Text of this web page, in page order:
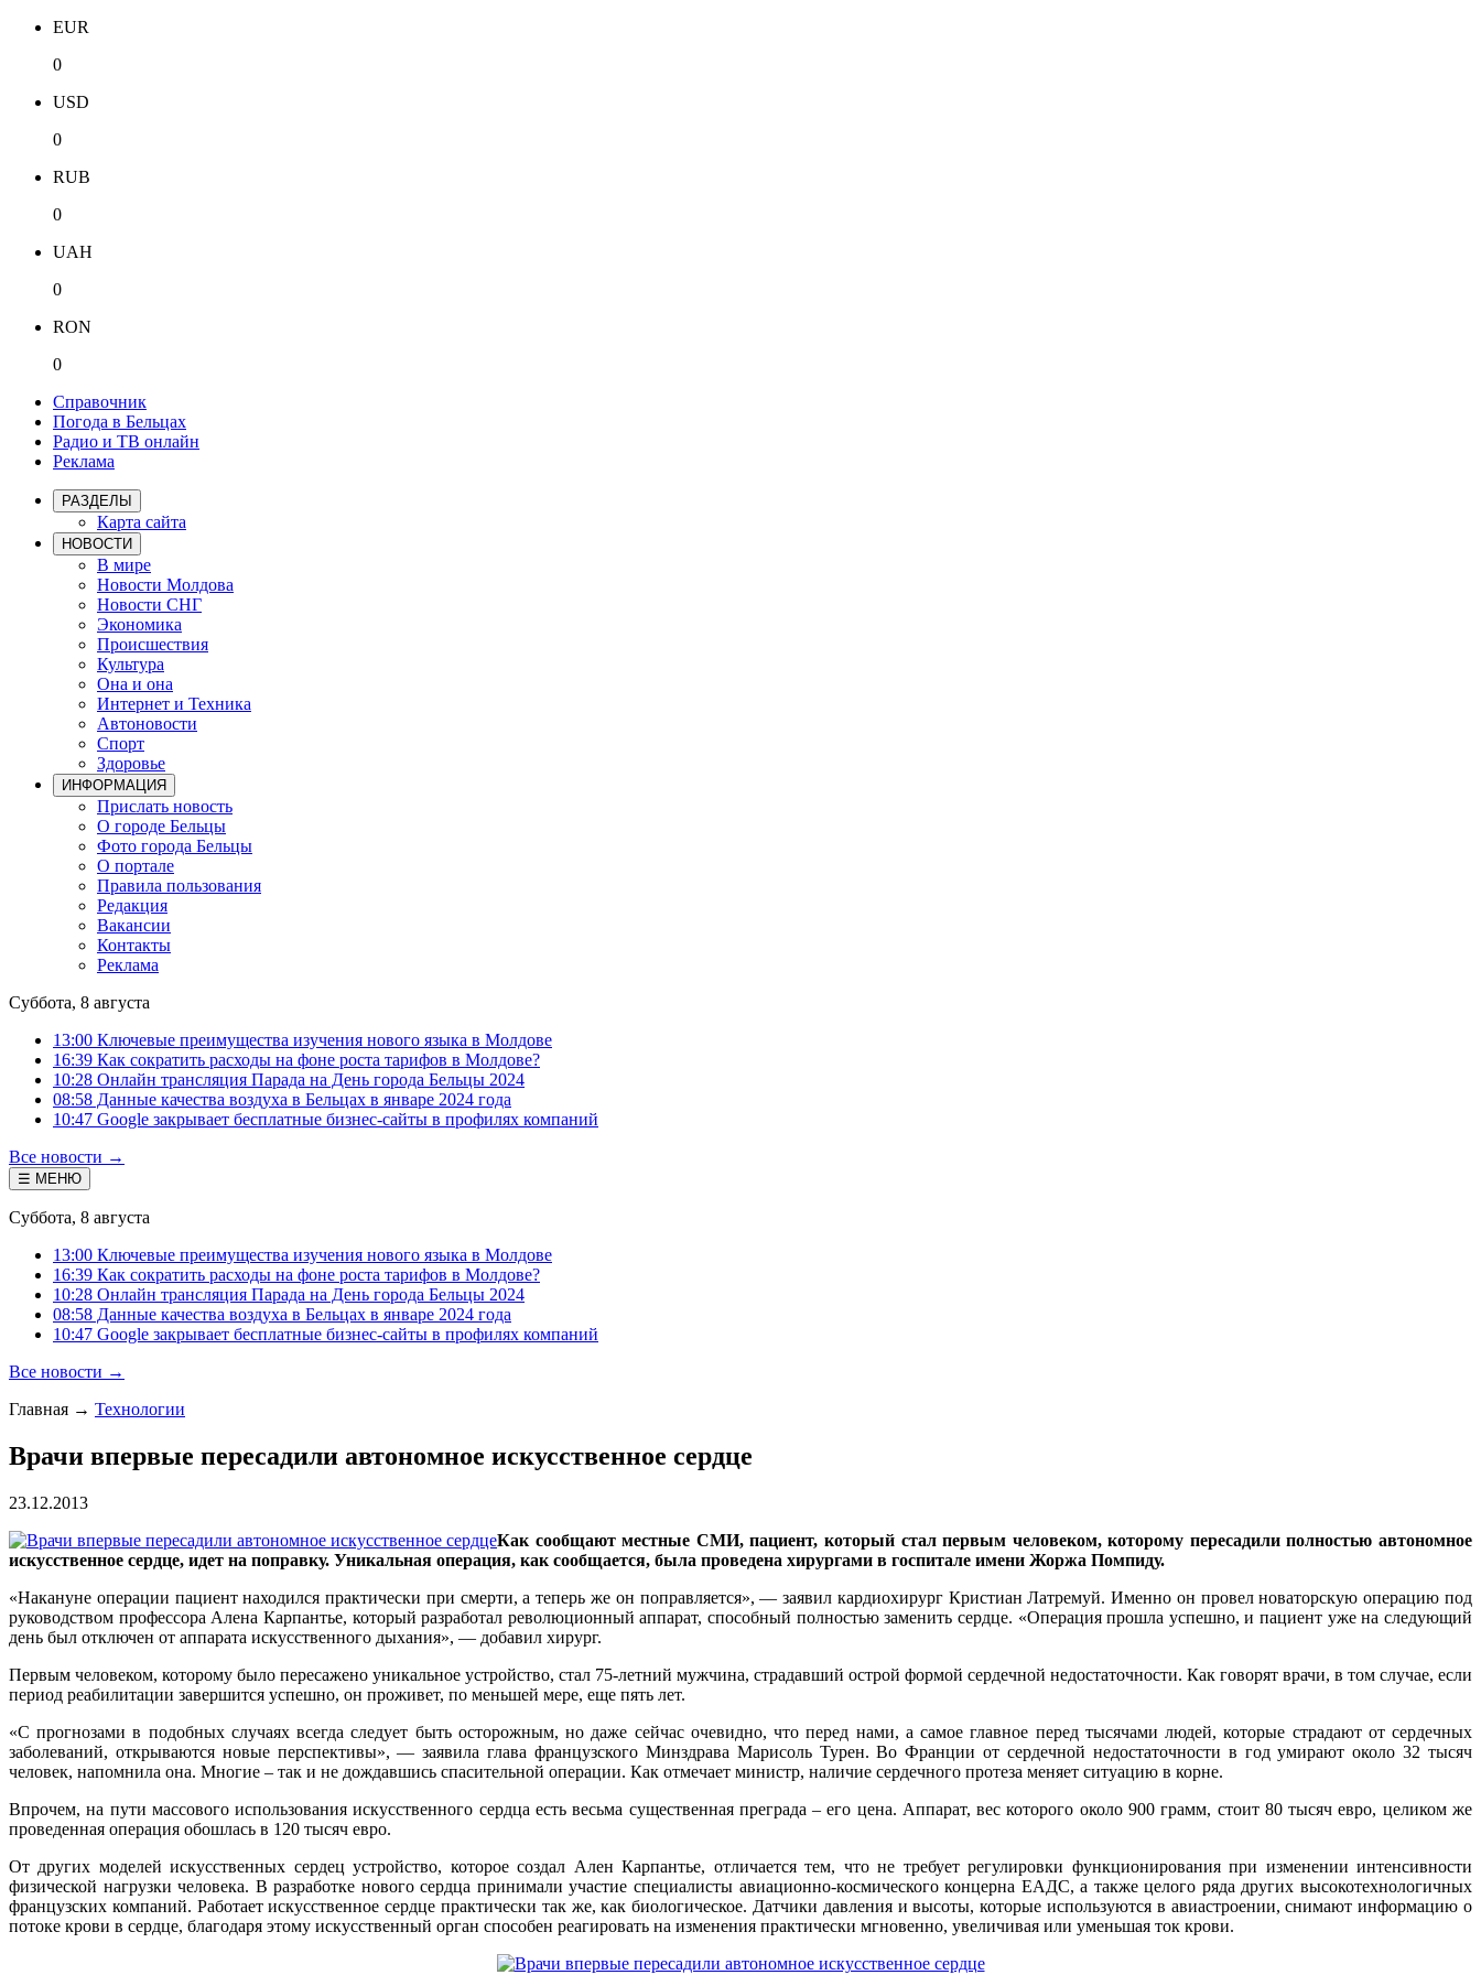
EUR
0
USD
0
RUB
0
UAH
0
RON
0
Справочник
Погода в Бельцах
Радио и ТВ онлайн
Реклама
РАЗДЕЛЫ
Карта сайта
НОВОСТИ
В мире
Новости Молдова
Новости СНГ
Экономика
Происшествия
Культура
Она и она
Интернет и Техника
Автоновости
Спорт
Здоровье
ИНФОРМАЦИЯ
Прислать новость
О городе Бельцы
Фото города Бельцы
О портале
Правила пользования
Редакция
Вакансии
Контакты
Реклама
Суббота, 8 августа
13:00 Ключевые преимущества изучения нового языка в Молдове
16:39 Как сократить расходы на фоне роста тарифов в Молдове?
10:28 Онлайн трансляция Парада на День города Бельцы 2024
08:58 Данные качества воздуха в Бельцах в январе 2024 года
10:47 Google закрывает бесплатные бизнес-сайты в профилях компаний
Все новости →
☰ МЕНЮ
Суббота, 8 августа
13:00 Ключевые преимущества изучения нового языка в Молдове
16:39 Как сократить расходы на фоне роста тарифов в Молдове?
10:28 Онлайн трансляция Парада на День города Бельцы 2024
08:58 Данные качества воздуха в Бельцах в январе 2024 года
10:47 Google закрывает бесплатные бизнес-сайты в профилях компаний
Все новости →
Главная → Технологии
Врачи впервые пересадили автономное искусственное сердце
23.12.2013
Как сообщают местные СМИ, пациент, который стал первым человеком, которому пересадили полностью автономное
искусственное сердце, идет на поправку. Уникальная операция, как сообщается, была проведена хирургами в госпитале имени Жоржа Помпиду.
«Накануне операции пациент находился практически при смерти, а теперь же он поправляется», — заявил кардиохирург Кристиан Латремуй. Именно он провел новаторскую операцию под
руководством профессора Алена Карпантье, который разработал революционный аппарат, способный полностью заменить сердце. «Операция прошла успешно, и пациент уже на следующий
день был отключен от аппарата искусственного дыхания», — добавил хирург.
Первым человеком, которому было пересажено уникальное устройство, стал 75-летний мужчина, страдавший острой формой сердечной недостаточности. Как говорят врачи, в том случае, если
период реабилитации завершится успешно, он проживет, по меньшей мере, еще пять лет.
«С прогнозами в подобных случаях всегда следует быть осторожным, но даже сейчас очевидно, что перед нами, а самое главное перед тысячами людей, которые страдают от сердечных
заболеваний, открываются новые перспективы», — заявила глава французского Минздрава Марисоль Турен. Во Франции от сердечной недостаточности в год умирают около 32 тысяч
человек, напомнила она. Многие – так и не дождавшись спасительной операции. Как отмечает министр, наличие сердечного протеза меняет ситуацию в корне.
Впрочем, на пути массового использования искусственного сердца есть весьма существенная преграда – его цена. Аппарат, вес которого около 900 грамм, стоит 80 тысяч евро, целиком же
проведенная операция обошлась в 120 тысяч евро.
От других моделей искусственных сердец устройство, которое создал Ален Карпантье, отличается тем, что не требует регулировки функционирования при изменении интенсивности
физической нагрузки человека. В разработке нового сердца принимали участие специалисты авиационно-космического концерна ЕАДС, а также целого ряда других высокотехнологичных
французских компаний. Работает искусственное сердце практически так же, как биологическое. Датчики давления и высоты, которые используются в авиастроении, снимают информацию о
потоке крови в сердце, благодаря этому искусственный орган способен реагировать на изменения практически мгновенно, увеличивая или уменьшая ток крови.